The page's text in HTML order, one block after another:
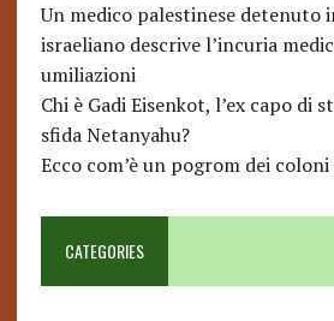
Un medico palestinese detenuto
israeliano descrive l’incuria
umiliazioni
Chi è Gadi Eisenkot, l’ex capo di
sfida Netanyahu?
Ecco com’è un pogrom dei
CATEGORIES